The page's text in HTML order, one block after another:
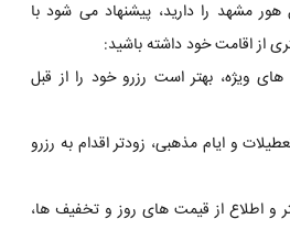
مشهد را دارید، پیشنهاد می شود با
از اقامت خود داشته باشید:
ویژه، بهتر است رزرو خود را از قبل
و ایام مذهبی، زودتر اقدام به رزرو
و اطلاع از قیمت های روز و تخفیف ها،